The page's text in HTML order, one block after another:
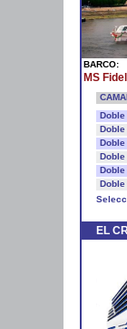
BARCO:
MS
Doble
EL